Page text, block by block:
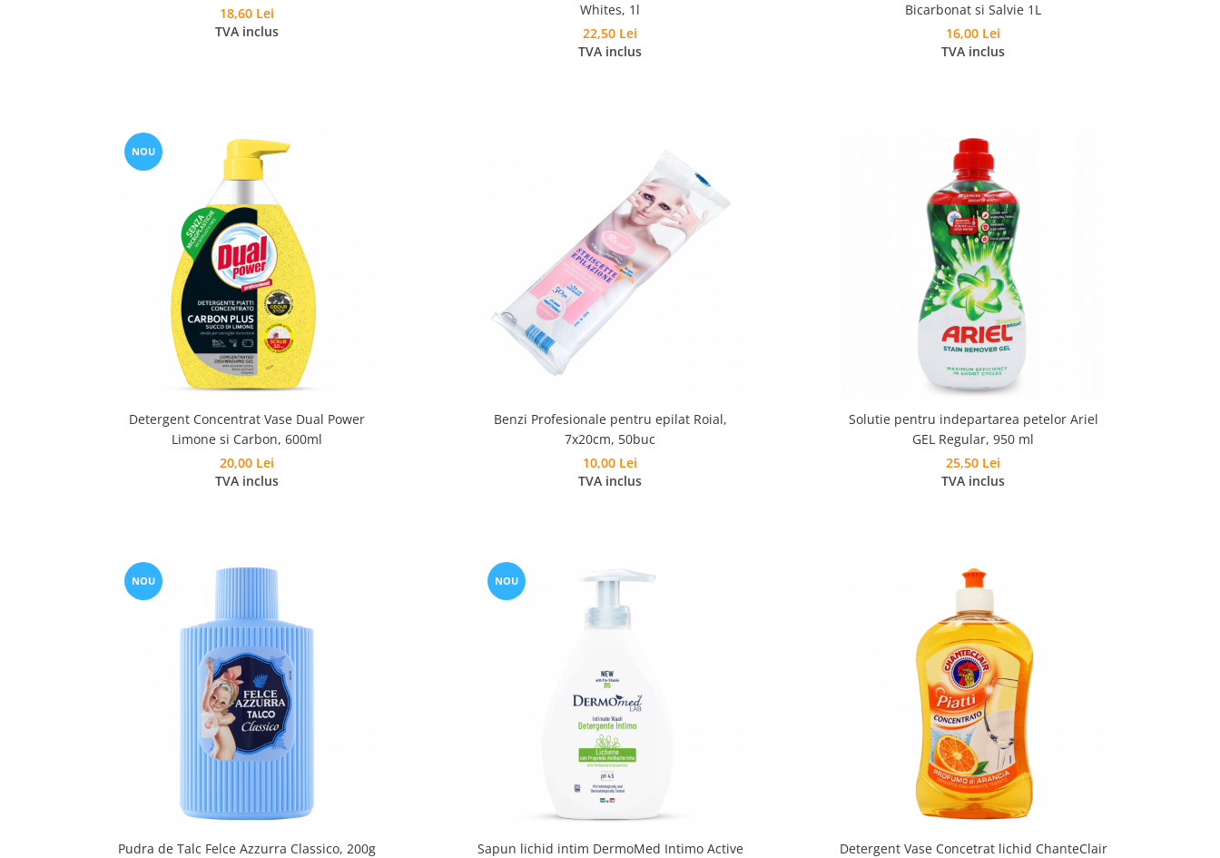
18,60 Lei
TVA inclus
Whites, 1l
22,50 Lei
TVA inclus
Bicarbonat si Salvie 1L
16,00 Lei
TVA inclus
NOU
Detergent Concentrat Vase Dual Power
Limone si Carbon, 600ml
20,00 Lei
TVA inclus
Benzi Profesionale pentru epilat Roial,
7x20cm, 50buc
10,00 Lei
TVA inclus
Solutie pentru indepartarea petelor Ariel
GEL Regular, 950 ml
25,50 Lei
TVA inclus
NOU
Pudra de Talc Felce Azzurra Classico, 200g
NOU
Sapun lichid intim DermoMed Intimo Active
Detergent Vase Concetrat lichid ChanteClair